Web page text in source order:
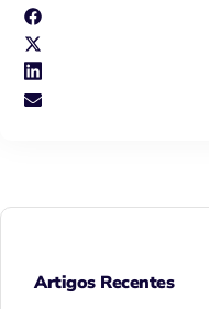
Artigos Recentes